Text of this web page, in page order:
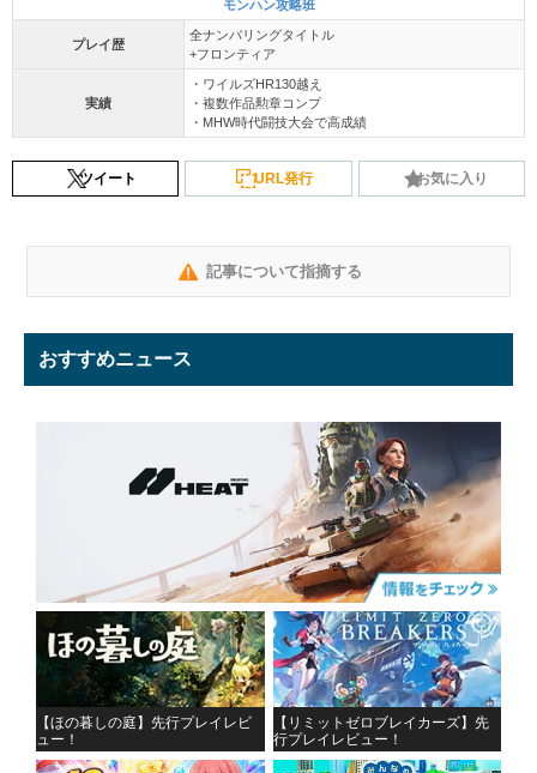
モンハン攻略班
プレイ歴
全ナンバリングタイトル
+フロンティア
実績
・ワイルズHR130越え
・複数作品勲章コンプ
・MHW時代闘技大会で高成績
ツイート URL発行 お気に入り
記事について指摘する
おすすめニュース
【ほの暮しの庭】先行プレイレビ
ュー！
【リミットゼロブレイカーズ】先
行プレイレビュー！